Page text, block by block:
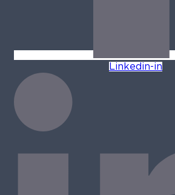
Linkedin-in